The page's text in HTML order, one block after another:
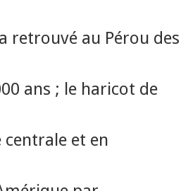
retrouvé au Pérou des
ans ; le haricot de
et en